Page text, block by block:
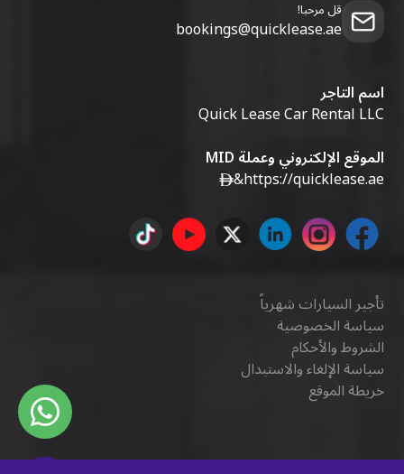
قل مرحبا!
bookings@quicklease.ae
اسم التاجر
Quick Lease Car Rental LLC
الموقع الإلكتروني وعملة MID
https://quicklease.ae
&
تأجير السيارات شهرياً
سياسة الخصوصية
الشروط والأحكام
سياسة الإلغاء والاستبدال
خريطة الموقع